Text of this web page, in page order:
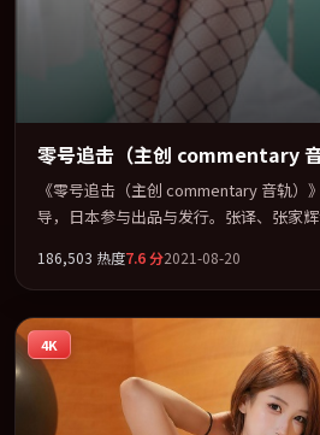
零号追击（主创 commentary 音
《零号追击（主创 commentary 音轨
导，日本参与出品与发行。张译、张家
喻表达。全片以「动作」类型为骨架，在
统一。定于 2021-05-20 在内地院线及主
度话题片中口碑稳健，适合喜欢强情节
看。
186,503 热度7.6分2021-08-20
4K